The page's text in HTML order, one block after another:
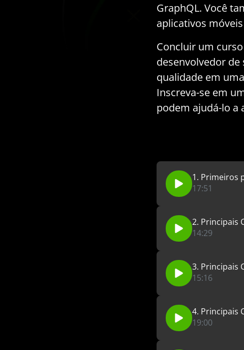
GraphQL. Você
aplicativos
Concluir um
desenvolvedor
qualidade em
Inscreva-se em
podem ajudá-lo a
1. Primeiros
17:51
2. Principais
14:29
3. Principais
15:16
4. Principais
19:00